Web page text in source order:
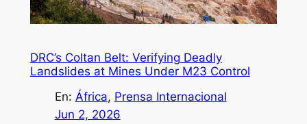
DRC’s Coltan Belt: Verifying Deadly
Landslides at Mines Under M23 Control
En: África, Prensa Internacional
Jun 2, 2026